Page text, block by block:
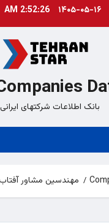
۱۴۰۵-۰۵-۱۶ 2:52:27 AM
بانک اطلاعات شرکتهای ایرانی
مهندسین مشاور